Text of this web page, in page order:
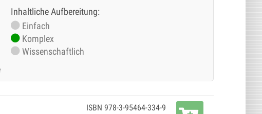
Inhaltliche Aufbereitung:
Einfach
Komplex
Wissenschaftlich
ISBN 978-3-95464-334-9